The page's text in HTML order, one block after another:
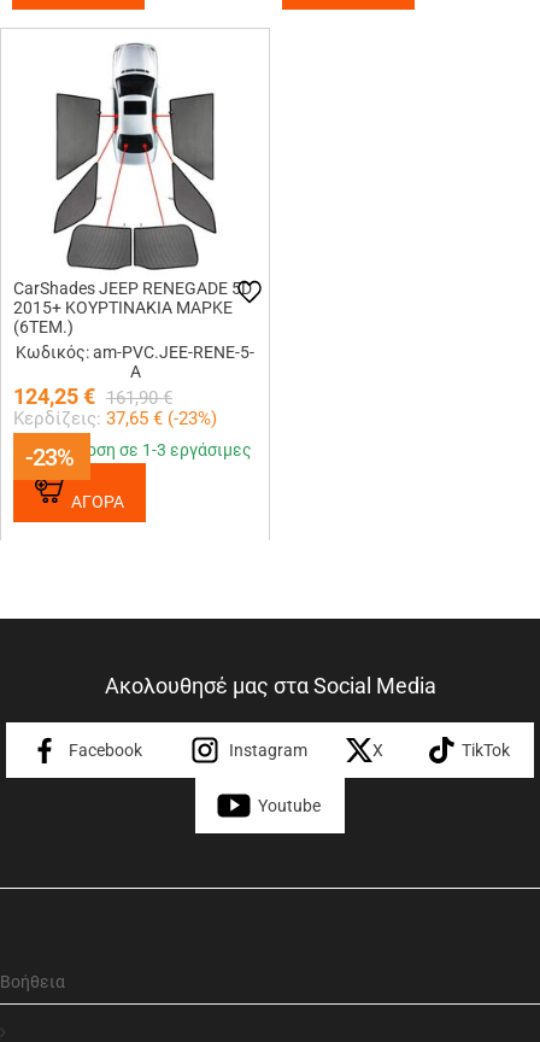
-23%
CarShades JEEP RENEGADE 5D
2015+ ΚΟΥΡΤINAKIA ΜΑΡΚΕ
(6ΤΕΜ.)
Κωδικός: am-PVC.JEE-RENE-5-
A
124,25€ 161,90 €
Κερδίζεις: 37,65 € (-23%)
-23%
Παράδοση σε 1-3 εργάσιμες
ΑΓΟΡΑ
Ακολουθησέ μας στα Social Media
Facebook Instagram X TikTok
Youtube
Βοήθεια